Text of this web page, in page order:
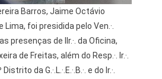
Barros, Jaime Octávio
foi presidida pelo Ven.·.
presenças de IIr.·. da Oficina,
de Freitas, além do Resp.·. Ir.·.
da G.·.L.·.E.·.B.·. e do Ir.·.